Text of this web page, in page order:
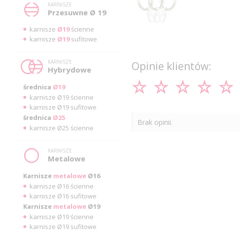
KARNISZE
Przesuwne Ø 19
karnisze Ø19ścienne
karnisze Ø19sufitowe
KARNISZE
Hybrydowe
średnica Ø19
karnisze Ø19 ścienne
karnisze Ø19 sufitowe
średnica Ø25
karnisze Ø25 ścienne
KARNISZE
Metalowe
Karnisze metalowe Ø16
karnisze Ø16 ścienne
karnisze Ø16 sufitowe
Karnisze metalowe Ø19
karnisze Ø19 ścienne
karnisze Ø19 sufitowe
Opinie klientów:
Brak opinii.